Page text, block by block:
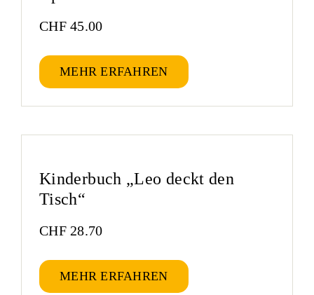
CHF45.00
MEHR ERFAHREN
Kinderbuch „Leo deckt den
Tisch“
CHF28.70
MEHR ERFAHREN